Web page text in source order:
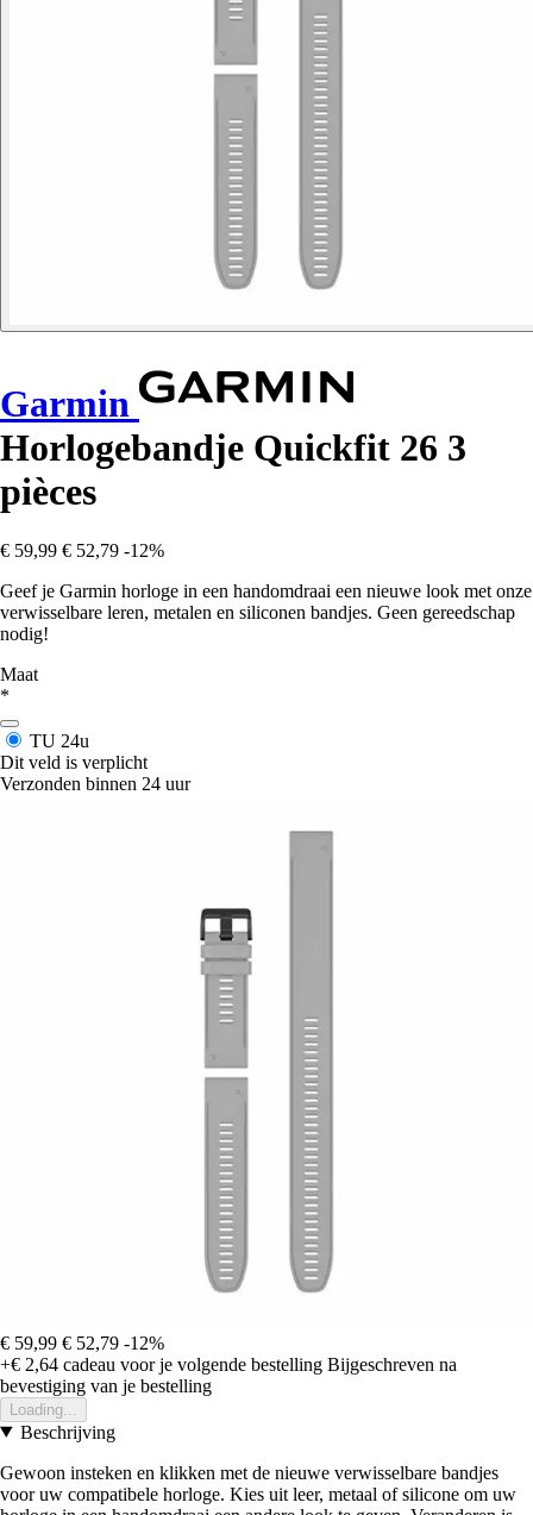
Garmin
Horlogebandje Quickfit 26 3
pièces
€ 59,99 € 52,79 -12%
Geef je Garmin horloge in een handomdraai een nieuwe look met onze
verwisselbare leren, metalen en siliconen bandjes. Geen gereedschap
nodig!
Maat
*
TU 24u
Dit veld is verplicht
Verzonden binnen 24 uur
€ 59,99 € 52,79 -12%
+€ 2,64 cadeau voor je volgende bestelling Bijgeschreven na
bevestiging van je bestelling
Loading...
Beschrijving
Gewoon insteken en klikken met de nieuwe verwisselbare bandjes
voor uw compatibele horloge. Kies uit leer, metaal of silicone om uw